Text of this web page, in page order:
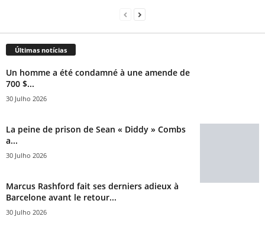
Últimas notícias
Un homme a été condamné à une amende de
700 $...
30 Julho 2026
La peine de prison de Sean « Diddy » Combs
a...
30 Julho 2026
Marcus Rashford fait ses derniers adieux à
Barcelone avant le retour...
30 Julho 2026